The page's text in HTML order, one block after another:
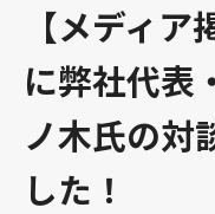
【メディ
に弊社代表
ノ木氏の対
した！